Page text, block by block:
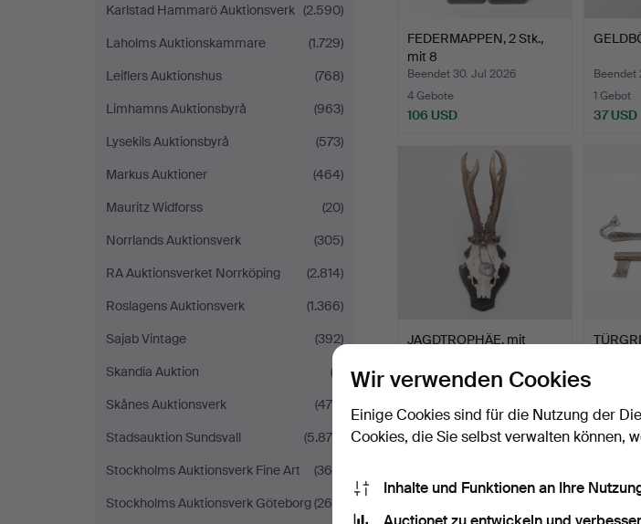
Karlstad Hammarö Auktionsverk (2.590)
Laholms Auktionskammare
(1.729)
Leiflers Auktionshus
(768)
Limhamns Auktionsbyrå
(963)
Lysekils Auktionsbyrå
(573)
Markus Auktioner
(464)
Mauritz Widforss
(20)
Norrlands Auktionsverk
(305)
RA Auktionsverket Norrköping
(2.814)
Roslagens Auktionsverk
(1.366)
Sajab Vintage
(392)
Skandia Auktion
(3)
Skånes Auktionsverk
(476)
Stadsauktion Sundsvall
(5.875)
Stockholms Auktionsverk Fine Art
(360)
Stockholms Auktionsverk Göteborg(269)
FEDERMAPPEN, 2 Stk.,
mit 8
FÜLLFEDERHALTER…
Beendet 30. Jul 2026
4 Gebote
106 USD
Beendet
1 Gebot
37 USD
JAGDTROPHÄE, mit
Beendet 22. Jul 2026
85 USD 37 USD
Wir verwenden Cookies
Einige Cookies sind für die Nutzung der
Cookies, die Sie selbst verwalten können,
Inhalte und Funktionen an Ihre